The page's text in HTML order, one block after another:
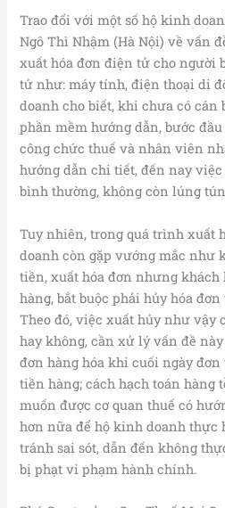
Trao đổi với một số hộ kinh
Ngô Thì Nhậm (Hà Nội) về vấn
xuất hóa đơn điện tử cho người
tử như: máy tính, điện thoại di
doanh cho biết, khi chưa có cán
phần mềm hướng dẫn, bước
công chức thuế và nhân viên
hướng dẫn chi tiết, đến nay
bình thường, không còn lúng
Tuy nhiên, trong quá trình xuất
doanh còn gặp vướng mắc như
tiền, xuất hóa đơn nhưng khách
hàng, bắt buộc phải hủy hóa
Theo đó, việc xuất hủy như vậy
hay không, cần xử lý vấn đề này
đơn hàng hóa khi cuối ngày
tiền hàng; cách hạch toán hàng
muốn được cơ quan thuế có
hơn nữa để hộ kinh doanh thực
tránh sai sót, dẫn đến không
bị phạt vi phạm hành chính.